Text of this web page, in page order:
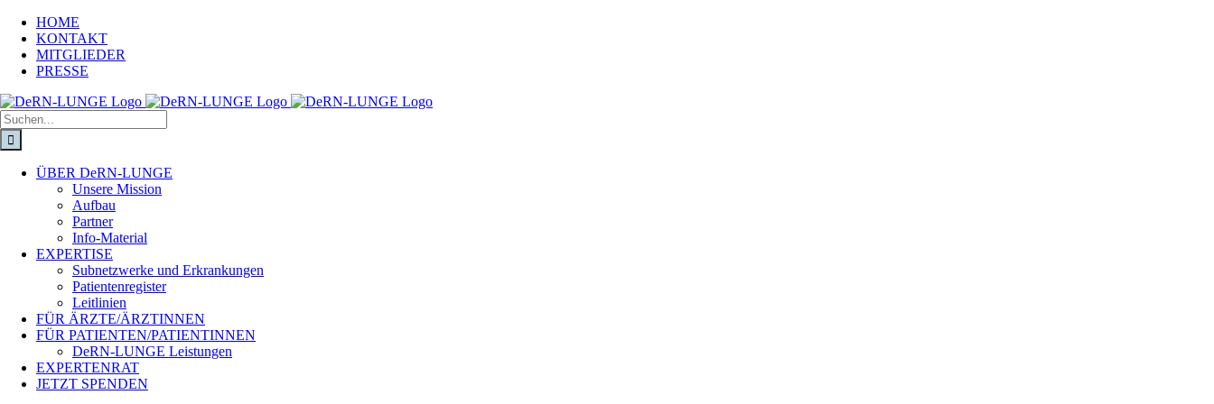
HOME
KONTAKT
MITGLIEDER
PRESSE
ÜBER DeRN-LUNGE
Unsere Mission
Aufbau
Partner
Info-Material
EXPERTISE
Subnetzwerke und Erkrankungen
Patientenregister
Leitlinien
FÜR ÄRZTE/ÄRZTINNEN
FÜR PATIENTEN/PATIENTINNEN
DeRN-LUNGE Leistungen
EXPERTENRAT
JETZT SPENDEN